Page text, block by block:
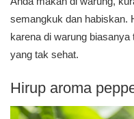
semangkuk dan habiskan.
karena di warung
yang tak sehat.
Hirup aroma